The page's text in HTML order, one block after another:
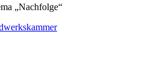
„Nachfolge“
Conversion Tracking. Bereits beim Aufruf
wird Ihre IP‑Adresse an Google